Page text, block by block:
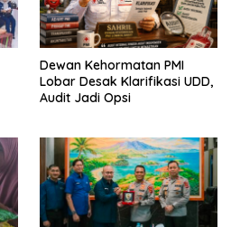
Dewan Kehormatan PMI
Lobar Desak Klarifikasi UDD,
Audit Jadi Opsi